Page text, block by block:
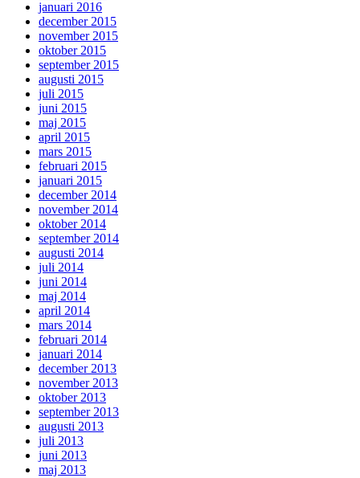
januari 2016
december 2015
november 2015
oktober 2015
september 2015
augusti 2015
juli 2015
juni 2015
maj 2015
april 2015
mars 2015
februari 2015
januari 2015
december 2014
november 2014
oktober 2014
september 2014
augusti 2014
juli 2014
juni 2014
maj 2014
april 2014
mars 2014
februari 2014
januari 2014
december 2013
november 2013
oktober 2013
september 2013
augusti 2013
juli 2013
juni 2013
maj 2013